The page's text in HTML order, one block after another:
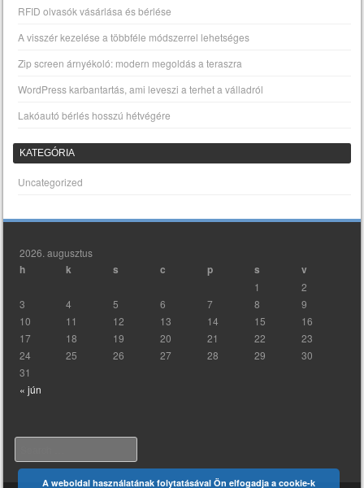
RFID olvasók vásárlása és bérlése
A visszér kezelése a többféle módszerrel lehetséges
Zip screen árnyékoló: modern megoldás a teraszra
WordPress karbantartás, ami leveszi a terhet a válladról
Lakóautó bérlés hosszú hétvégére
KATEGÓRIA
Uncategorized
2026. augusztus
h k s c p s v
« jún
1
2
3
4 5 6 7 8
9
10
11 12 13 14 15
16
17
18 19 20 21 22
23
24
25 26 27 28 29
30
31
A weboldal használatának folytatásával Ön elfogadja a cookie-k